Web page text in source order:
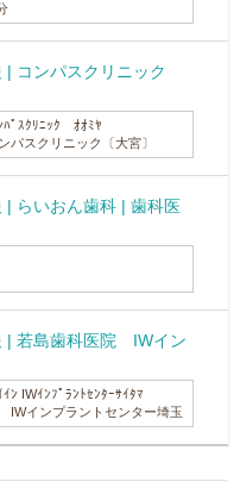
コンパスクリニック
ﾊﾟｽｸﾘﾆｯｸ ｵｵﾐﾔ
スクリニック〔大宮〕
| らいおん歯科 | 歯科医
| 若島歯科医院 IWイン
ﾝ IWｲﾝﾌﾟﾗﾝﾄｾﾝﾀｰｻｲﾀﾏ
インプラントセンター埼玉